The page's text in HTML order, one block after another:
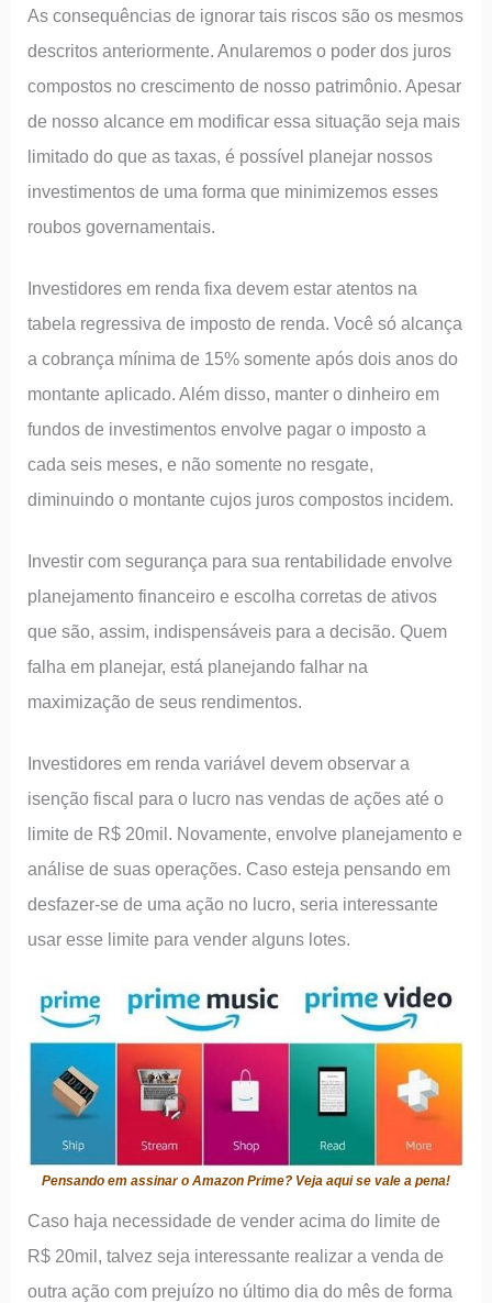
As consequências de ignorar tais riscos são os mesmos
descritos anteriormente. Anularemos o poder dos juros
compostos no crescimento de nosso patrimônio. Apesar
de nosso alcance em modificar essa situação seja mais
limitado do que as taxas, é possível planejar nossos
investimentos de uma forma que minimizemos esses
roubos governamentais.
Investidores em renda fixa devem estar atentos na
tabela regressiva de imposto de renda. Você só alcança
a cobrança mínima de 15% somente após dois anos do
montante aplicado. Além disso, manter o dinheiro em
fundos de investimentos envolve pagar o imposto a
cada seis meses, e não somente no resgate,
diminuindo o montante cujos juros compostos incidem.
Investir com segurança para sua rentabilidade envolve
planejamento financeiro e escolha corretas de ativos
que são, assim, indispensáveis para a decisão. Quem
falha em planejar, está planejando falhar na
maximização de seus rendimentos.
Investidores em renda variável devem observar a
isenção fiscal para o lucro nas vendas de ações até o
limite de R$ 20mil. Novamente, envolve planejamento e
análise de suas operações. Caso esteja pensando em
desfazer-se de uma ação no lucro, seria interessante
usar esse limite para vender alguns lotes.
Pensando em assinar o Amazon Prime? Veja aqui se vale a pena!
Caso haja necessidade de vender acima do limite de
R$ 20mil, talvez seja interessante realizar a venda de
outra ação com prejuízo no último dia do mês de forma